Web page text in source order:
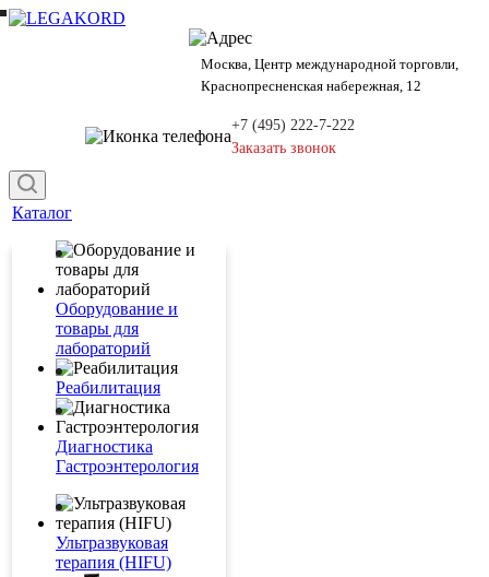
Москва, Центр международной торговли,
Краснопресненская набережная, 12
+7 (495) 222-7-222
Заказать звонок
Каталог
Оборудование и
товары для
лабораторий
Реабилитация
Диагностика
Гастроэнтерология
Ультразвуковая
терапия (HIFU)